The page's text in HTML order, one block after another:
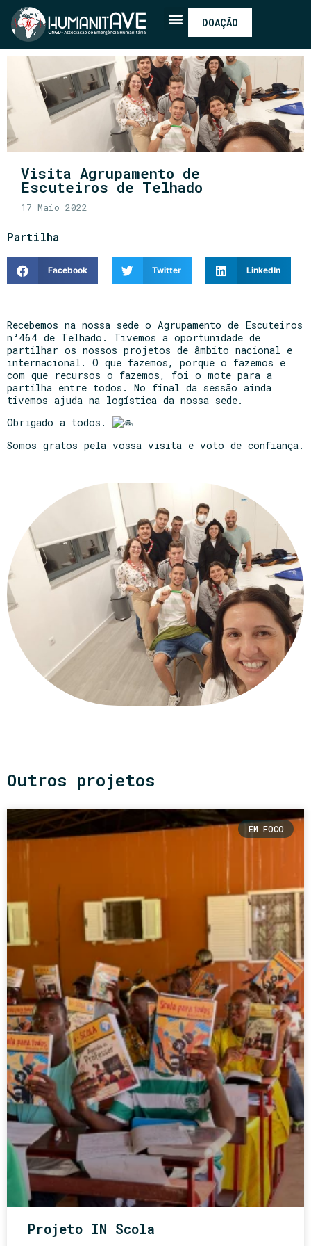
DOAÇÃO
Visita Agrupamento de
Escuteiros de Telhado
17 Maio 2022
Partilha
Facebook Twitter LinkedIn
Recebemos na nossa sede o Agrupamento de Escuteiros
n°464 de Telhado. Tivemos a oportunidade de
partilhar os nossos projetos de âmbito nacional e
internacional. O que fazemos, porque o fazemos e
com que recursos o fazemos, foi o mote para a
partilha entre todos. No final da sessão ainda
tivemos ajuda na logística da nossa sede.
Obrigado a todos.
Somos gratos pela vossa visita e voto de confiança.
Outros projetos
EM FOCO
Projeto IN Scola